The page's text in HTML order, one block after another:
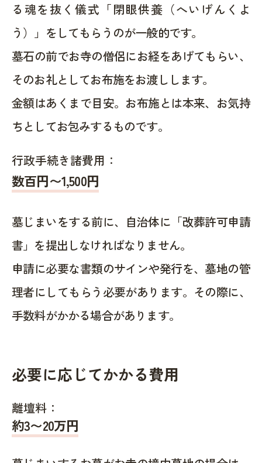
る魂を抜く儀式「閉眼供養（へいげんくよ
う）」をしてもらうのが一般的です。
墓石の前でお寺の僧侶にお経をあげてもらい、
そのお礼としてお布施をお渡しします。
金額はあくまで目安。お布施とは本来、お気持
ちとしてお包みするものです。
行政手続き諸費用：
数百円〜1,500円
墓じまいをする前に、自治体に「改葬許可申請
書」を提出しなければなりません。
申請に必要な書類のサインや発行を、墓地の管
理者にしてもらう必要があります。その際に、
手数料がかかる場合があります。
必要に応じてかかる費用
離壇料：
約3〜20万円